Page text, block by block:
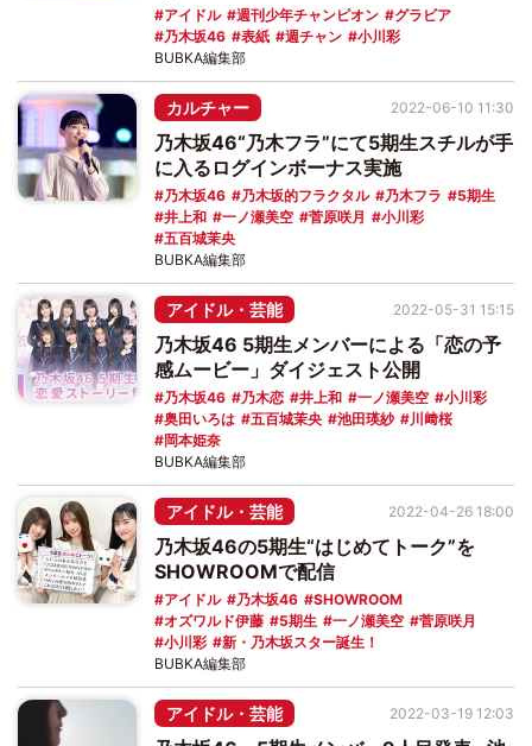
アイドル 週刊少年チャンピオン
グラビア
乃木坂46
表紙 週チャン 小川彩
BUBKA編集部
カルチャー
乃木坂46“乃木フラ”にて5期生スチルが手
に入るログインボーナス実施
乃木坂46 乃木坂的フラクタル 乃木フラ
5期生
井上和
一ノ瀬美空 菅原咲月
小川彩
五百城茉央
2022-06-10 11:30
BUBKA編集部
アイドル・芸能
乃木坂46 5期生メンバーによる「恋の予
感ムービー」ダイジェスト公開
乃木坂46 乃木恋 井上和 一ノ瀬美空
小川彩
奥田いろは
五百城茉央 池田瑛紗
川﨑桜
岡本姫奈
2022-05-31 15:15
BUBKA編集部
アイドル・芸能
乃木坂46の5期生“はじめてトーク”を
SHOWROOMで配信
アイドル 乃木坂46
SHOWROOM
オズワルド伊藤
5期生 一ノ瀬美空
菅原咲月
小川彩
新・乃木坂スター誕生！
2022-04-26 18:00
BUBKA編集部
アイドル・芸能 2022-03-19 12:03